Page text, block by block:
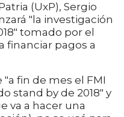
(UxP), Sergio
"la investigación
tomado por el
financiar pagos a
fin de mes el FMI
stand by de 2018" y
va a hacer una